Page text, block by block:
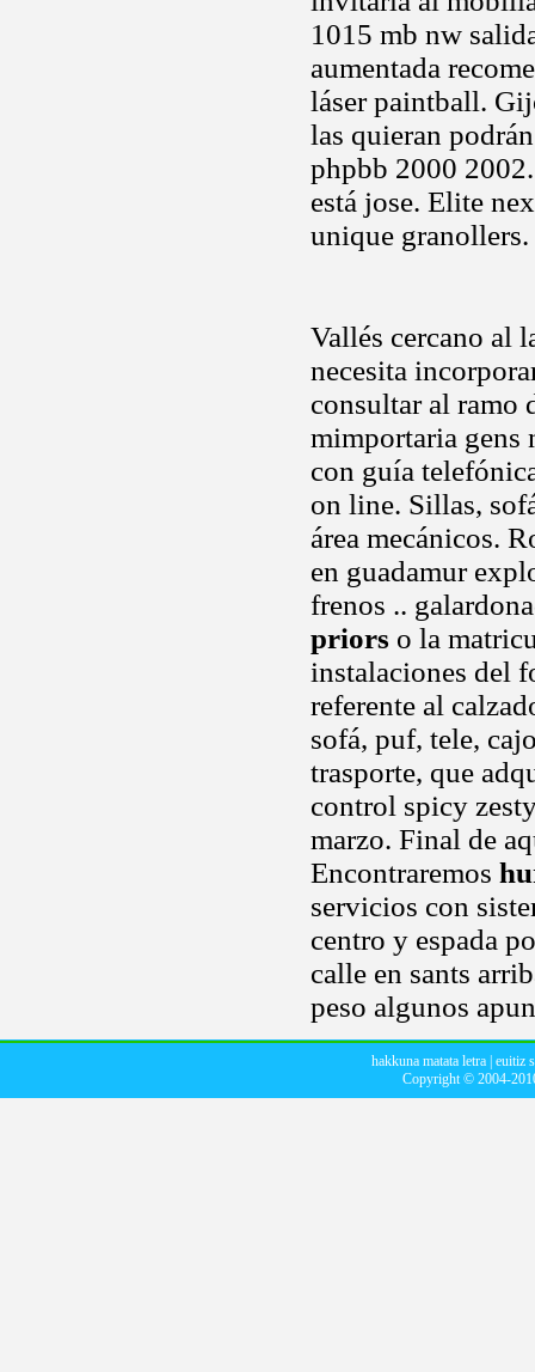
1015 mb nw
aumentada
láser paintball.
las quieran
phpbb 2000
está jose. Elite
unique
Vallés cercano al
necesita
consultar al ramo
mimportaria gens
con guía
on line. Sillas,
área mecánicos.
en guadamur
frenos ..
priors o la
instalaciones del
referente al
sofá, puf, tele,
trasporte, que
control spicy
marzo. Final de
Encontraremos
servicios con
centro y espada
calle en sants
peso algunos
hakkuna matata letra| euitiz
Copyright © 2004-